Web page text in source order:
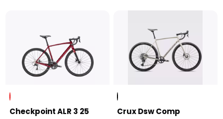
Checkpoint ALR 3 25
Crux Dsw Comp